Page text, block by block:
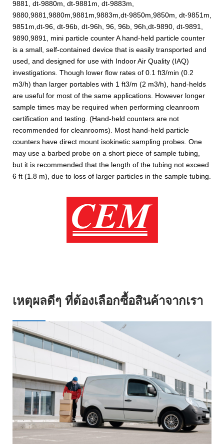
9881, dt-9880m, dt-9881m, dt-9883m,
9880,9881,9880m,9881m,9883m,dt-9850m,9850m, dt-9851m,
9851m,dt-96, dt-96b, dt-96h, 96, 96b, 96h,dt-9890, dt-9891,
9890,9891, mini particle counter A hand-held particle counter
is a small, self-contained device that is easily transported and
used, and designed for use with Indoor Air Quality (IAQ)
investigations. Though lower flow rates of 0.1 ft3/min (0.2
m3/h) than larger portables with 1 ft3/m (2 m3/h), hand-helds
are useful for most of the same applications. However longer
sample times may be required when performing cleanroom
certification and testing. (Hand-held counters are not
recommended for cleanrooms). Most hand-held particle
counters have direct mount isokinetic sampling probes. One
may use a barbed probe on a short piece of sample tubing,
but it is recommended that the length of the tubing not exceed
6 ft (1.8 m), due to loss of larger particles in the sample tubing.
เหตุผลดีๆ ที่ต้องเลือกซื้อสินค้าจากเรา